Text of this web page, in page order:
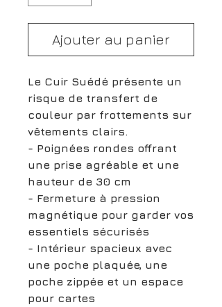
Ajouter au panier
Le Cuir Suédé présente un
risque de transfert de
couleur par frottements sur
vêtements clairs.
- Poignées rondes offrant
une prise agréable et une
hauteur de 30 cm
- Fermeture à pression
magnétique pour garder vos
essentiels sécurisés
- Intérieur spacieux avec
une poche plaquée, une
poche zippée et un espace
pour cartes